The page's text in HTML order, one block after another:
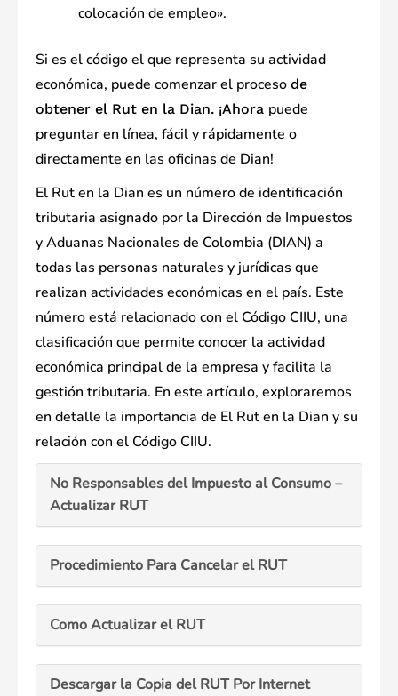
colocación de empleo».
Si es el código el que representa su actividad
económica, puede comenzar el proceso de
obtener el Rut en la Dian. ¡Ahora puede
preguntar en línea, fácil y rápidamente o
directamente en las oficinas de Dian!
El Rut en la Dian es un número de identificación
tributaria asignado por la Dirección de Impuestos
y Aduanas Nacionales de Colombia (DIAN) a
todas las personas naturales y jurídicas que
realizan actividades económicas en el país. Este
número está relacionado con el Código CIIU, una
clasificación que permite conocer la actividad
económica principal de la empresa y facilita la
gestión tributaria. En este artículo, exploraremos
en detalle la importancia de El Rut en la Dian y su
relación con el Código CIIU.
No Responsables del Impuesto al Consumo –
Actualizar RUT
Procedimiento Para Cancelar el RUT
Como Actualizar el RUT
Descargar la Copia del RUT Por Internet